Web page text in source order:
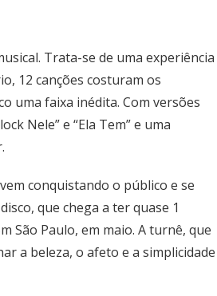
Trata-se de uma experiência
12 canções costuram os
uma faixa inédita. Com versões
Nele” e “Ela Tem” e uma
conquistando o público e se
que chega a ter quase 1
São Paulo, em maio. A turnê, que
a beleza, o afeto e a simplicidade